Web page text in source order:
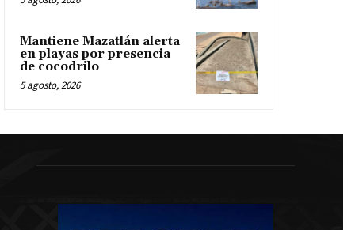
Mantiene Mazatlán alerta
en playas por presencia
de cocodrilo
5 agosto, 2026